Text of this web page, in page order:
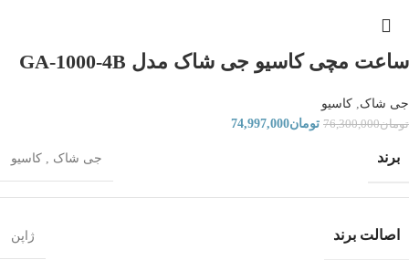
ساعت مچی کاسیو جی شاک مدل GA-1000-4B
جی شاک, کاسیو
تومان76,300,000 تومان74,997,000
برند جی شاک , کاسیو
اصالت برند ژاپن